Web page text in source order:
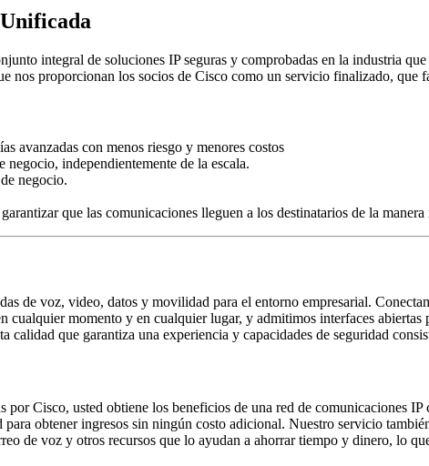
integral de soluciones IP seguras y comprobadas en la industria
nos proporcionan los socios de Cisco como un servicio finalizado, que
avanzadas con menos riesgo y menores costos
negocio, independientemente de la escala.
negocio.
que las comunicaciones lleguen a los destinatarios de la
de voz, video, datos y movilidad para el entorno empresarial.
cualquier momento y en cualquier lugar, y admitimos interfaces
que garantiza una experiencia y capacidades de seguridad
Cisco, usted obtiene los beneficios de una red de comunicaciones
obtener ingresos sin ningún costo adicional. Nuestro servicio
de voz y otros recursos que lo ayudan a ahorrar tiempo y dinero, lo